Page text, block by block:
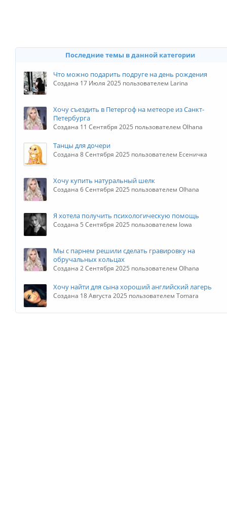
Последние темы в данной категории
Что можно подарить подруге на день рождения
Создана 17 Июля 2025 пользователем Larina
Хочу съездить в Петергоф на метеоре из Санкт-
Петербурга
Создана 11 Сентября 2025 пользователем Olhana
Танцы для дочери
Создана 8 Сентября 2025 пользователем Есеничка
Хочу купить натуральный шелк
Создана 6 Сентября 2025 пользователем Olhana
Я хотела получить психологическую помощь
Создана 5 Сентября 2025 пользователем Iowa
Мы с парнем решили сделать гравировку на
обручальных кольцах
Создана 2 Сентября 2025 пользователем Olhana
Хочу найти для сына хороший английский лагерь
Создана 18 Августа 2025 пользователем Tomara